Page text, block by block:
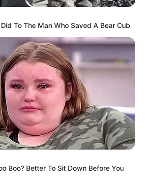
To The Man Who Saved A Bear Cub
Boo? Better To Sit Down Before You